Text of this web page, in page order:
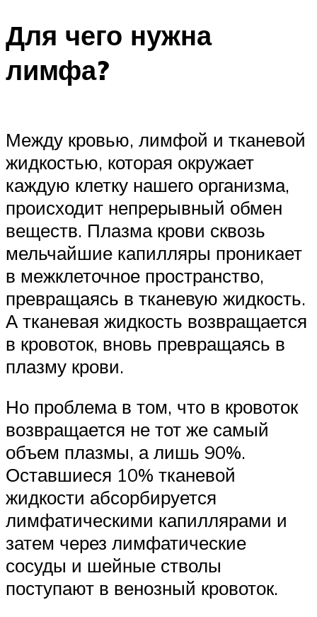
Для чего нужна
лимфа?
Между кровью, лимфой и тканевой
жидкостью, которая окружает
каждую клетку нашего организма,
происходит непрерывный обмен
веществ. Плазма крови сквозь
мельчайшие капилляры проникает
в межклеточное пространство,
превращаясь в тканевую жидкость.
А тканевая жидкость возвращается
в кровоток, вновь превращаясь в
плазму крови.
Но проблема в том, что в кровоток
возвращается не тот же самый
объем плазмы, а лишь 90%.
Оставшиеся 10% тканевой
жидкости абсорбируется
лимфатическими капиллярами и
затем через лимфатические
сосуды и шейные стволы
поступают в венозный кровоток.